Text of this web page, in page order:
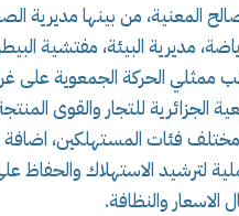
المعنية، من بينها مديرية
مديرية البيئة، مفتشية
ممثلي الحركة الجمعوية على
للتجار والقوى
فئات المستهلكين، اضافة الى
الاستهلاك والحفاظ على
الاسعار والنظافة.